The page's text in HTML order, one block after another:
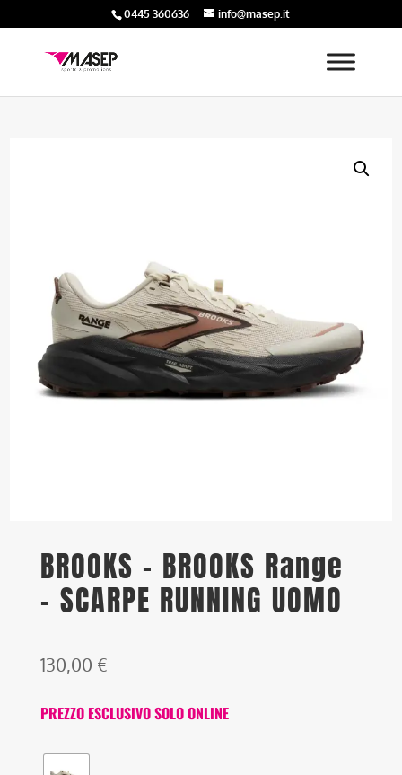
0445 360636 info@masep.it
BROOKS – BROOKS Range
– SCARPE RUNNING UOMO
130,00 €
PREZZO ESCLUSIVO SOLO ONLINE